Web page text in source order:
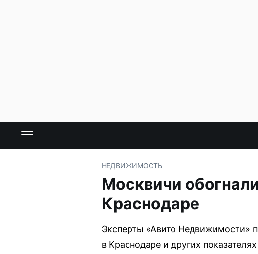
НЕДВИЖИМОСТЬ
Москвичи
Краснодаре
Эксперты «Авито Недвижимости»
в Краснодаре и других